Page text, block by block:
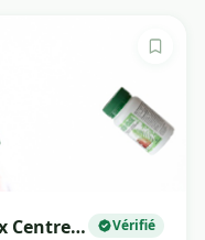
Centre
Vérifié